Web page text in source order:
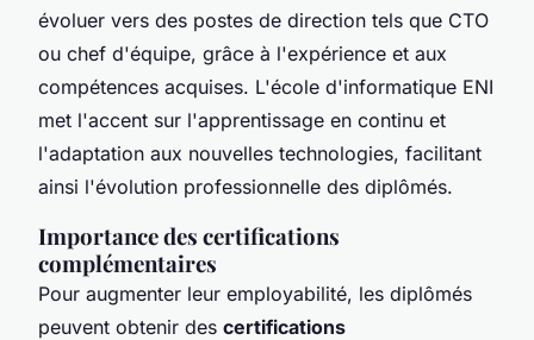
évoluer vers des postes de direction tels que CTO
ou chef d'équipe, grâce à l'expérience et aux
compétences acquises. L'école d'informatique ENI
met l'accent sur l'apprentissage en continu et
l'adaptation aux nouvelles technologies, facilitant
ainsi l'évolution professionnelle des diplômés.
Importance des certifications
complémentaires
Pour augmenter leur employabilité, les diplômés
peuvent obtenir des certifications